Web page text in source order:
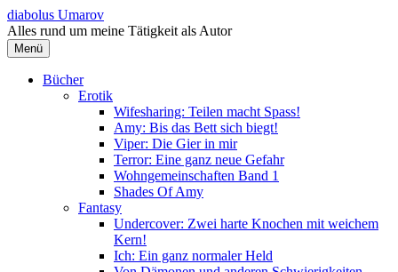
Springe
zum
Inhalt
diabolus Umarov
Alles rund um meine Tätigkeit als Autor
Menü
Bücher
Erotik
Wifesharing: Teilen macht Spass!
Amy: Bis das Bett sich biegt!
Viper: Die Gier in mir
Terror: Eine ganz neue Gefahr
Wohngemeinschaften Band 1
Shades Of Amy
Fantasy
Undercover: Zwei harte Knochen mit weichem
Kern!
Ich: Ein ganz normaler Held